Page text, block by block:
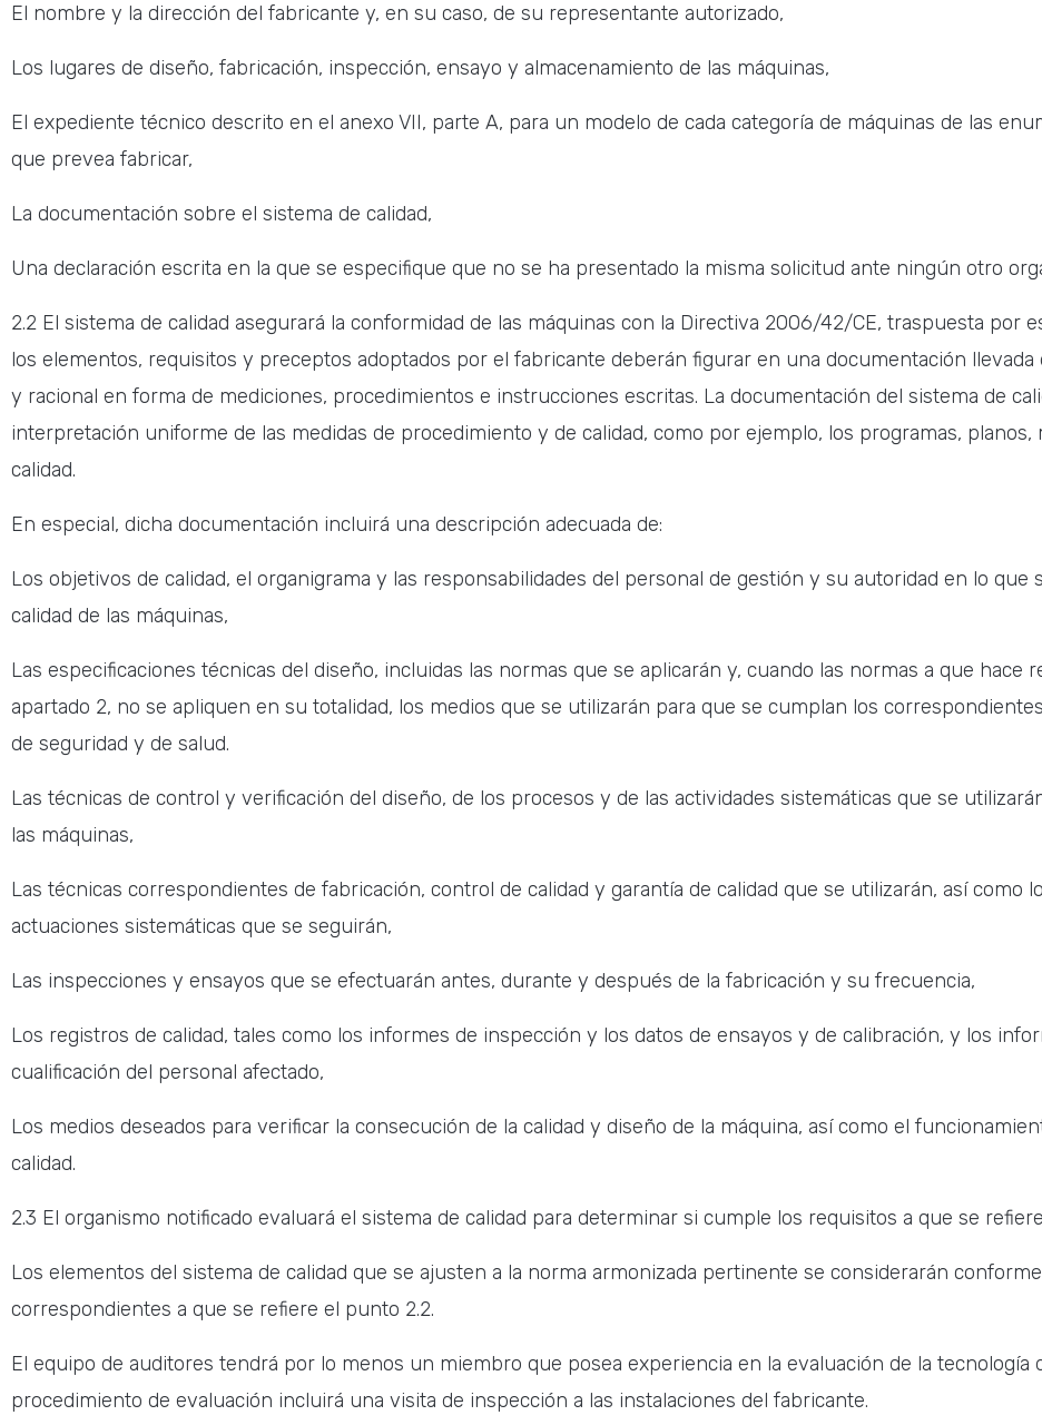
El nombre y la dirección del fabricante y, en su caso, de su representante autorizado,
Los lugares de diseño, fabricación, inspección, ensayo y almacenamiento de las máquinas,
El expediente técnico descrito en el anexo VII, parte A, para un modelo de cada categoría de máquinas de las
que prevea fabricar,
La documentación sobre el sistema de calidad,
Una declaración escrita en la que se especifique que no se ha presentado la misma solicitud ante ningún otro
2.2 El sistema de calidad asegurará la conformidad de las máquinas con la Directiva 2006/42/CE, traspuesta por
los elementos, requisitos y preceptos adoptados por el fabricante deberán figurar en una documentación llevada
y racional en forma de mediciones, procedimientos e instrucciones escritas. La documentación del sistema de
interpretación uniforme de las medidas de procedimiento y de calidad, como por ejemplo, los programas, planos,
calidad.
En especial, dicha documentación incluirá una descripción adecuada de:
Los objetivos de calidad, el organigrama y las responsabilidades del personal de gestión y su autoridad en lo que
calidad de las máquinas,
Las especificaciones técnicas del diseño, incluidas las normas que se aplicarán y, cuando las normas a que hace
apartado 2, no se apliquen en su totalidad, los medios que se utilizarán para que se cumplan los
de seguridad y de salud.
Las técnicas de control y verificación del diseño, de los procesos y de las actividades sistemáticas que se
las máquinas,
Las técnicas correspondientes de fabricación, control de calidad y garantía de calidad que se utilizarán, así como
actuaciones sistemáticas que se seguirán,
Las inspecciones y ensayos que se efectuarán antes, durante y después de la fabricación y su frecuencia,
Los registros de calidad, tales como los informes de inspección y los datos de ensayos y de calibración, y los
cualificación del personal afectado,
Los medios deseados para verificar la consecución de la calidad y diseño de la máquina, así como el
calidad.
2.3 El organismo notificado evaluará el sistema de calidad para determinar si cumple los requisitos a que se
Los elementos del sistema de calidad que se ajusten a la norma armonizada pertinente se considerarán
correspondientes a que se refiere el punto 2.2.
El equipo de auditores tendrá por lo menos un miembro que posea experiencia en la evaluación de la tecnología
procedimiento de evaluación incluirá una visita de inspección a las instalaciones del fabricante.